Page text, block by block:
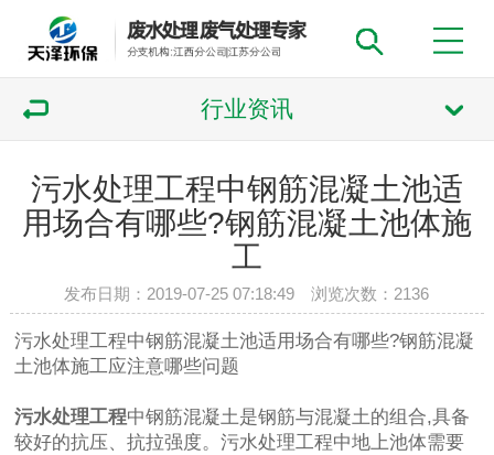
行业资讯
污水处理工程中钢筋混凝土池适
用场合有哪些?钢筋混凝土池体施
工
发布日期：2019-07-25 07:18:49 浏览次数： 2136
污水处理工程中钢筋混凝土池适用场合有哪些?钢筋混凝
土池体施工应注意哪些问题
污水处理工程中钢筋混凝土是钢筋与混凝土的组合,具备
较好的抗压、抗拉强度。污水处理工程中地上池体需要